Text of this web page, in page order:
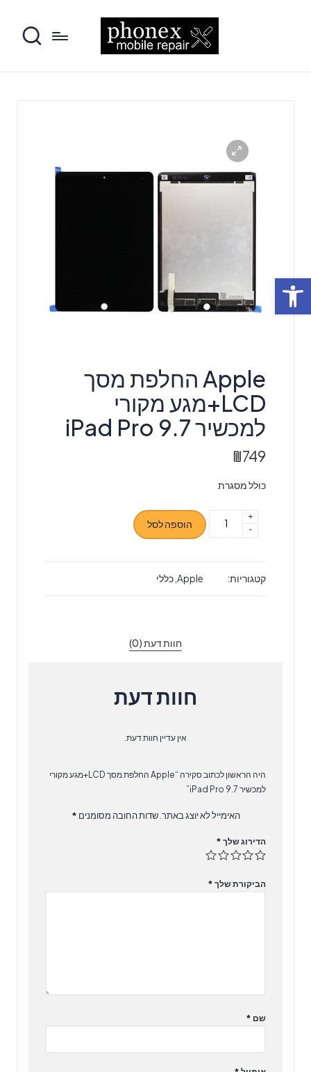
פתח סרגל נגישות
Apple החלפת מסך
LCD+מגע מקורי
למכשיר iPad Pro 9.7
₪749
כולל מסגרת
כמות
מסך
-
+
הוספה לסל
קטגוריות: Apple כללי
חוות דעת (0)
חוות דעת
אין עדיין חוות דעת.
היה הראשון לכתוב סקירה “Apple החלפת מסך LCD+מגע מקורי
למכשיר iPad Pro 9.7”
האימייל לא יוצג באתר. שדות החובה מסומנים *
הדירוג שלך *
הביקורת שלך *
שם *